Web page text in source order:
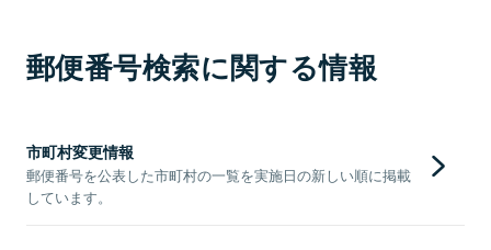
郵便番号検索に関する情報
市町村変更情報
郵便番号を公表した市町村の一覧を実施日の新しい順に掲載
しています。